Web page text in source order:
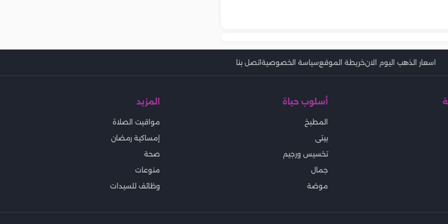
اسعار الذهب اليوم الانخريطة الموقعسياسة الخصوصيةاتصل بنا
أسلوب حياة
المطبخ
بيتى
تخسيس ورجيم
جمال
موضة
المزيد
مواقيت الصلاة
إمساكية رمضان
صحة
منوعات
وظائف للسيدات